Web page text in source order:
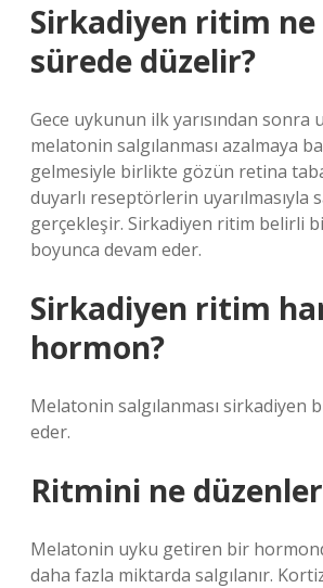
Sirkadiyen ritim
sürede düzelir?
Gece uykunun ilk yarısından sonra
melatonin salgılanması azalmaya
gelmesiyle birlikte gözün retina
duyarlı reseptörlerin uyarılmasıyla
gerçekleşir. Sirkadiyen ritim belirli
boyunca devam eder.
Sirkadiyen ritim
hormon?
Melatonin salgılanması sirkadiyen
eder.
Ritmini ne
Melatonin uyku getiren bir
daha fazla miktarda salgılanır.